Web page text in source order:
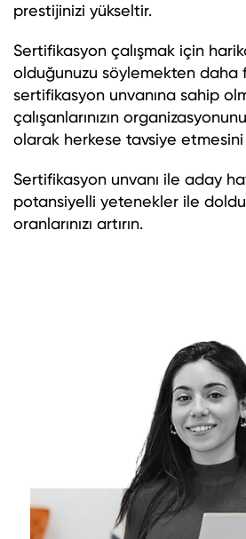
prestijinizi yükseltir.
Sertifikasyon çalışmak için
olduğunuzu söylemekten daha
sertifikasyon unvanına sahip
çalışanlarınızın
olarak herkese tavsiye
Sertifikasyon unvanı ile aday
potansiyelli yetenekler ile
oranlarınızı artırın.